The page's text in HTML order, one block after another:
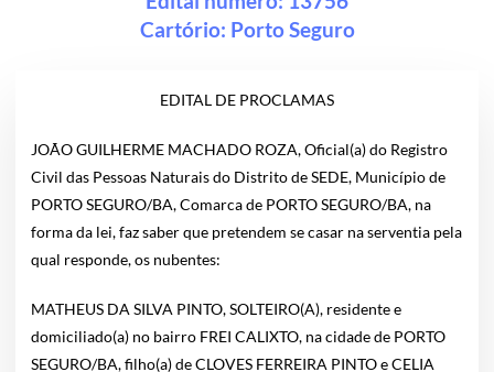
Cartório: Porto Seguro
EDITAL DE PROCLAMAS
JOÃO GUILHERME MACHADO ROZA, Oficial(a) do Registro
Civil das Pessoas Naturais do Distrito de SEDE, Município de
PORTO SEGURO/BA, Comarca de PORTO SEGURO/BA, na
forma da lei, faz saber que pretendem se casar na serventia pela
qual responde, os nubentes:
MATHEUS DA SILVA PINTO, SOLTEIRO(A), residente e
domiciliado(a) no bairro FREI CALIXTO, na cidade de PORTO
SEGURO/BA, filho(a) de CLOVES FERREIRA PINTO e CELIA